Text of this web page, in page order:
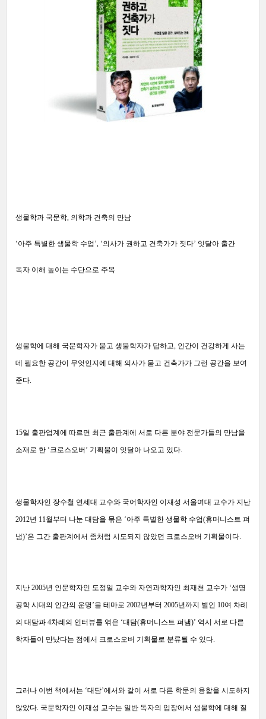
생물학과 국문학, 의학과 건축의 만남
‘아주 특별한 생물학 수업’, ‘의사가 권하고 건축가가 짓다’ 잇달아 출간
독자 이해 높이는 수단으로 주목
생물학에 대해 국문학자가 묻고 생물학자가 답하고, 인간이 건강하게 사는
데 필요한 공간이 무엇인지에 대해 의사가 묻고 건축가가 그런 공간을 보여
준다.
15일 출판업계에 따르면 최근 출판계에 서로 다른 분야 전문가들의 만남을
소재로 한 ‘크로스오버’ 기획물이 잇달아 나오고 있다.
생물학자인 장수철 연세대 교수와 국어학자인 이재성 서울여대 교수가 지난
2012년 11월부터 나눈 대담을 묶은 ‘아주 특별한 생물학 수업(휴머니스트 펴
냄)’은 그간 출판계에서 좀처럼 시도되지 않았던 크로스오버 기획물이다.
지난 2005년 인문학자인 도정일 교수와 자연과학자인 최재천 교수가 ‘생명
공학 시대의 인간의 운명’을 테마로 2002년부터 2005년까지 벌인 10여 차례
의 대담과 4차례의 인터뷰를 엮은 ‘대담(휴머니스트 펴냄)’ 역시 서로 다른
학자들이 만났다는 점에서 크로스오버 기획물로 분류될 수 있다.
그러나 이번 책에서는 ‘대담’에서와 같이 서로 다른 학문의 융합을 시도하지
않았다. 국문학자인 이재성 교수는 일반 독자의 입장에서 생물학에 대해 질